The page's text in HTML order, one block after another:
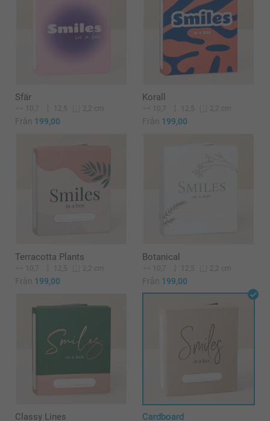
Sfär
10,7 12,5 2,2 cm
Från 199,00
Korall
10,7 12,5 2,2 cm
Från 199,00
Terracotta Plants
10,7 12,5 2,2 cm
Från 199,00
Botanical
10,7 12,5 2,2 cm
Från 199,00
Classy Lines Cardboard